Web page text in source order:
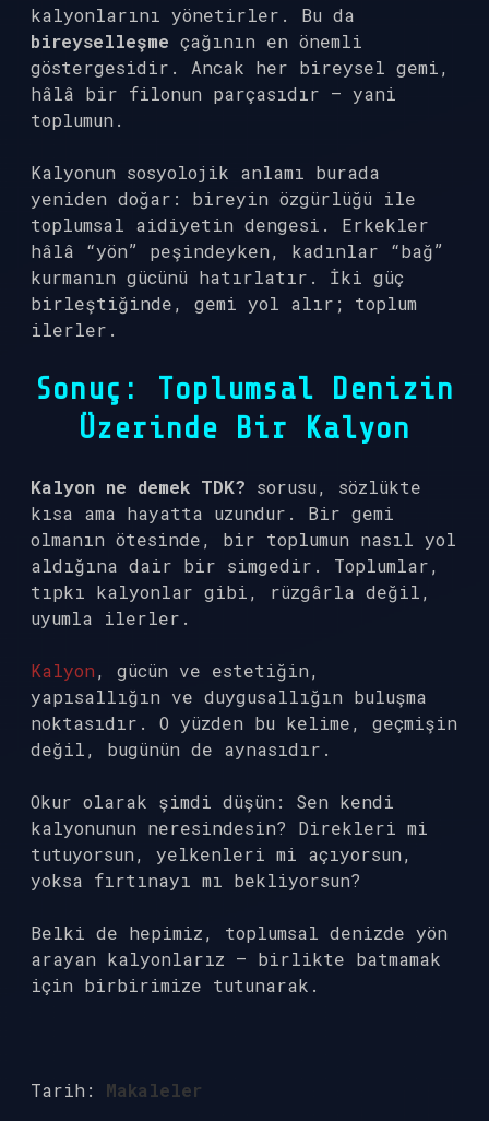
kalyonlarını yönetirler. Bu da
bireyselleşme çağının en önemli
göstergesidir. Ancak her bireysel gemi,
hâlâ bir filonun parçasıdır — yani
toplumun.
Kalyonun sosyolojik anlamı burada
yeniden doğar: bireyin özgürlüğü ile
toplumsal aidiyetin dengesi. Erkekler
hâlâ “yön” peşindeyken, kadınlar “bağ”
kurmanın gücünü hatırlatır. İki güç
birleştiğinde, gemi yol alır; toplum
ilerler.
Sonuç: Toplumsal Denizin
Üzerinde Bir Kalyon
Kalyon ne demek TDK? sorusu, sözlükte
kısa ama hayatta uzundur. Bir gemi
olmanın ötesinde, bir toplumun nasıl yol
aldığına dair bir simgedir. Toplumlar,
tıpkı kalyonlar gibi, rüzgârla değil,
uyumla ilerler.
Kalyon, gücün ve estetiğin,
yapısallığın ve duygusallığın buluşma
noktasıdır. O yüzden bu kelime, geçmişin
değil, bugünün de aynasıdır.
Okur olarak şimdi düşün: Sen kendi
kalyonunun neresindesin? Direkleri mi
tutuyorsun, yelkenleri mi açıyorsun,
yoksa fırtınayı mı bekliyorsun?
Belki de hepimiz, toplumsal denizde yön
arayan kalyonlarız — birlikte batmamak
için birbirimize tutunarak.
Tarih: Makaleler